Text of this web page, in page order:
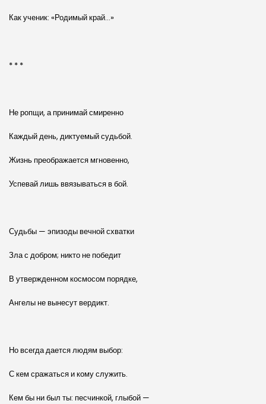
Как ученик: «Родимый край…»
* * *
Не ропщи, а принимай смиренно
Каждый день, диктуемый судьбой.
Жизнь преображается мгновенно,
Успевай лишь ввязываться в бой.
Судьбы — эпизоды вечной схватки
Зла с добром; никто не победит
В утвержденном космосом порядке,
Ангелы не вынесут вердикт.
Но всегда дается людям выбор:
С кем сражаться и кому служить.
Кем бы ни был ты: песчинкой, глыбой —